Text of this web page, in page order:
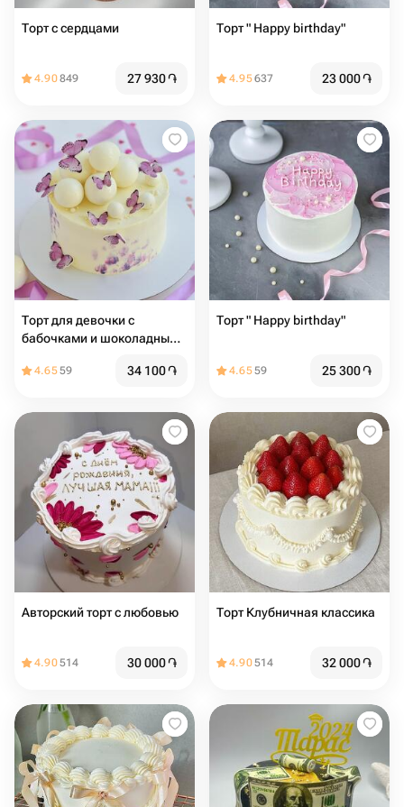
Торт с сердцами️
4.90849 27 930֏
Торт " Happy birthday"
4.95637 23 000֏
Торт для девочки с
бабочками и шоколадными
4.6559 34 100֏
Торт " Happy birthday"
4.6559 25 300֏
Авторский торт с любовью
4.90514 30 000֏
Торт Клубничная классика
4.90514 32 000֏